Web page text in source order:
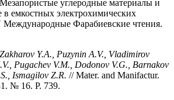
углеродные материалы и
емкостных электрохимических
Международные Фарабиевские чтения.
Y.A., Puzynin A.V., Vladimirov
Pugachev V.M., Dodonov V.G., Barnakov
Ismagilov Z.R. // Mater. and Manifactur.
№ 16. P. 739.